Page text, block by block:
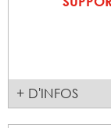
+ D'INFOS